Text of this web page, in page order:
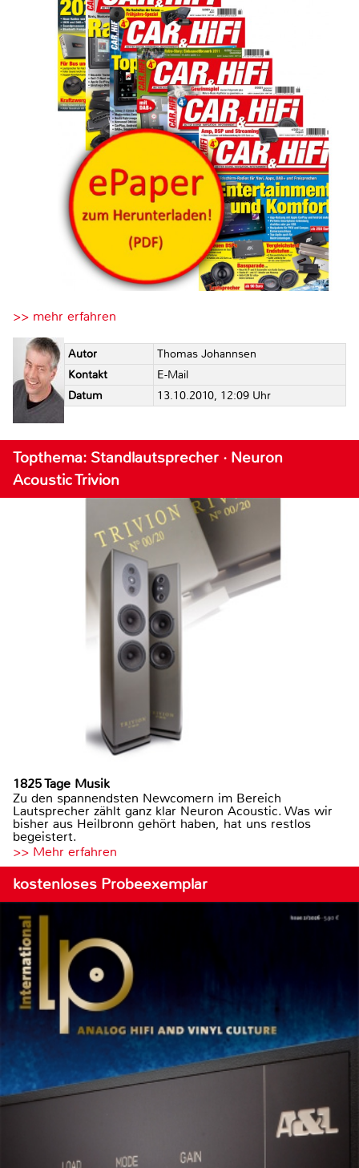
>> mehr erfahren
Autor
Thomas Johannsen
Kontakt
E-Mail
Datum
13.10.2010, 12:09 Uhr
Topthema: Standlautsprecher · Neuron
Acoustic Trivion
1825 Tage Musik
Zu den spannendsten Newcomern im Bereich
Lautsprecher zählt ganz klar Neuron Acoustic. Was wir
bisher aus Heilbronn gehört haben, hat uns restlos
begeistert.
>> Mehr erfahren
kostenloses Probeexemplar